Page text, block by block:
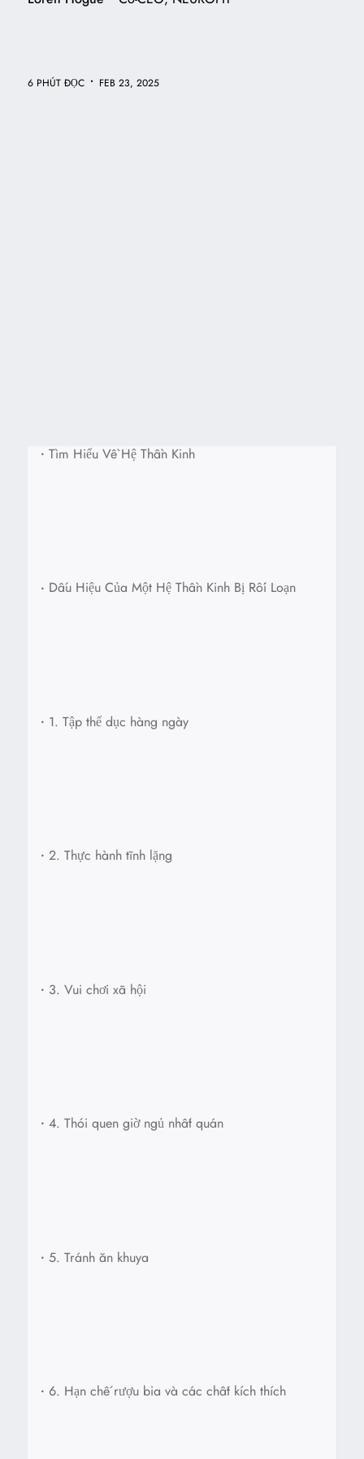
6 PHÚT ĐỌC • FEB 23, 2025
• Tìm Hiểu Về Hệ Thần Kinh
• Dấu Hiệu Của Một Hệ Thần Kinh Bị Rối Loạn
• 1. Tập thể dục hàng ngày
• 2. Thực hành tĩnh lặng
• 3. Vui chơi xã hội
• 4. Thói quen giờ ngủ nhất quán
• 5. Tránh ăn khuya
• 6. Hạn chế rượu bia và các chất kích thích